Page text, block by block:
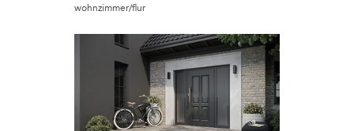
wohnzimmer/flur